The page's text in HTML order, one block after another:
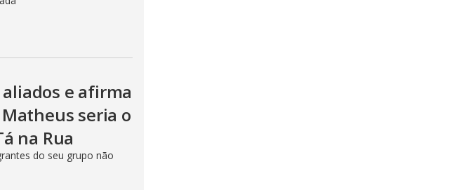
e afirma
seria o
na Rua
do seu grupo não